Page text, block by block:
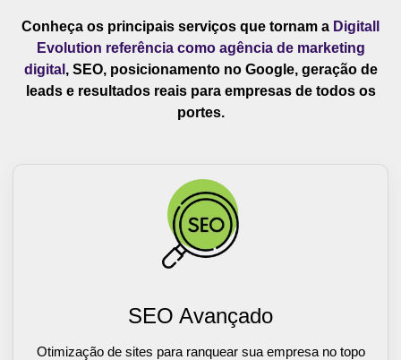
Conheça os principais serviços que tornam a Digitall
Evolution referência como agência de marketing
digital , SEO, posicionamento no Google, geração de
leads e resultados reais para empresas de todos os
portes.
SEO Avançado
Otimização de sites para ranquear sua empresa no topo